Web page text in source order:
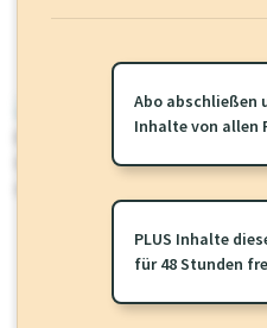
wirtschaft.at PLUS
Für dieses Profil gibt es
Sie momentan nicht einsehen
oder loggen Sie sich ein um diese
Abo abschließen
Inhalte von allen
PLUS Inhalte
für 48 Stunden